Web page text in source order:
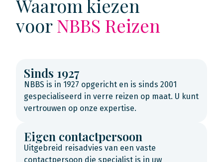
Waarom kiezen
voorNBBS Reizen
Sinds 1927
NBBS is in 1927 opgericht en is sinds 2001
gespecialiseerd in verre reizen op maat. U kunt
vertrouwen op onze expertise.
Eigen contactpersoon
Uitgebreid reisadvies van een vaste
contactpersoon die specialist is in uw